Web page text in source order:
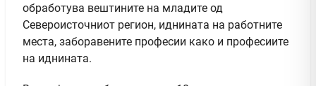
обработува вештините на младите од
Североисточниот регион, иднината на работните
места, заборавените професии како и професиите
на иднината.